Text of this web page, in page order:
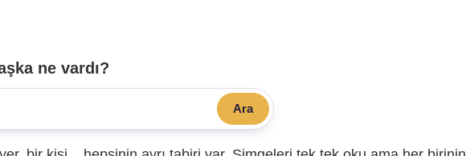
ne vardı?
Ara